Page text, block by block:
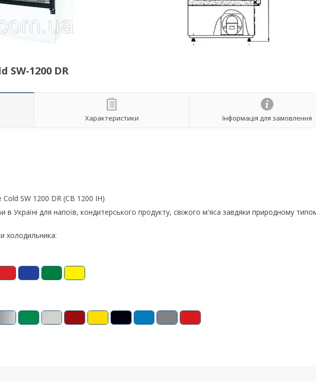
1200 DR
Характеристики Інформація для замовлення
SW 1200 DR (СВ 1200 ІН)
Україні для напоїв, кондитерського продукту, свіжого м'яса завдяки природному
холодильника: